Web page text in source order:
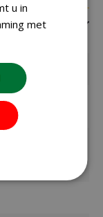
u in
met